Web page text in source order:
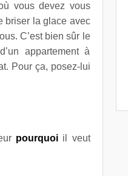
vous devez vous
briser la glace avec
C’est bien sûr le
appartement à
Pour ça, posez-lui
pourquoiil veut